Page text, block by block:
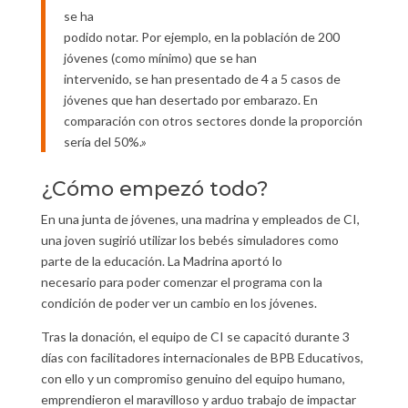
se ha
podido notar. Por ejemplo, en la población de 200
jóvenes (como mínimo) que se han
intervenido, se han presentado de 4 a 5 casos de
jóvenes que han desertado por embarazo. En
comparación con otros sectores donde la proporción
sería del 50%.»
¿Cómo empezó todo?
En una junta de jóvenes, una madrina y empleados de CI,
una joven sugirió utilizar los bebés simuladores como
parte de la educación. La Madrina aportó lo
necesario para poder comenzar el programa con la
condición de poder ver un cambio en los jóvenes.
Tras la donación, el equipo de CI se capacitó durante 3
días con facilitadores internacionales de BPB Educativos,
con ello y un compromiso genuino del equipo humano,
emprendieron el maravilloso y arduo trabajo de impactar